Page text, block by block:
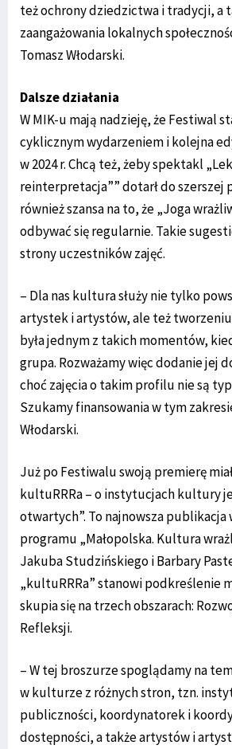
też ochrony dziedzictwa i tradycji, a
zaangażowania lokalnych
Tomasz Włodarski.
Dalsze działania
W MIK-u mają nadzieję, że Festiwal
cyklicznym wydarzeniem i kolejna
w 2024 r. Chcą też, żeby spektakl
reinterpretacja”” dotarł do szerszej
również szansa na to, że „Joga
odbywać się regularnie. Takie
strony uczestników zajęć.
– Dla nas kultura służy nie tylko
artystek i artystów, ale też
była jednym z takich momentów,
grupa. Rozważamy więc dodanie jej
choć zajęcia o takim profilu nie są
Szukamy finansowania w tym
Włodarski.
Już po Festiwalu swoją premierę
kultuRRRa – o instytucjach kultury
otwartych”. To najnowsza publikacja
programu „Małopolska. Kultura
Jakuba Studzińskiego i Barbary
„kultuRRRa” stanowi podkreślenie
skupia się na trzech obszarach:
Refleksji.
– W tej broszurze spoglądamy na
w kulturze z różnych stron, tzn.
publiczności, koordynatorek i
dostępności, a także artystów i